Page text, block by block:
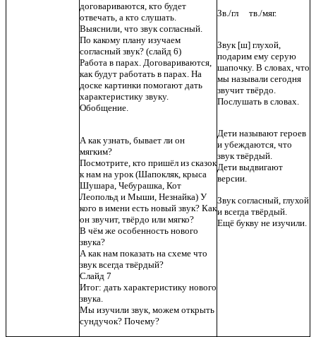
договариваются, кто будет
отвечать, а кто слушать.
Выяснили, что звук согласный.
По какому плану изучаем
согласный звук? (слайд 6)
Работа в парах. Договариваются,
как будут работать в парах. На
доске картинки помогают дать
характеристику звуку.
Обобщение.
А как узнать, бывает ли он
мягким?
Посмотрите, кто пришёл из сказок
к нам на урок (Шапокляк, крыса
Шушара, Чебурашка, Кот
Леопольд и Мыши, Незнайка) У
кого в имени есть новый звук? Как
он звучит, твёрдо или мягко?
В чём же особенность нового
звука?
А как нам показать на схеме что
звук всегда твёрдый?
Слайд 7
Итог: дать характеристику нового
звука.
Мы изучили звук, можем открыть
сундучок? Почему?
Зв./гл тв./мяг.
Звук [ш] глухой,
подарим ему серую
шапочку. В словах, что
мы называли сегодня
звучит твёрдо.
Послушать в словах.
Дети называют героев
и убеждаются, что
звук твёрдый.
Дети выдвигают
версии.
Звук согласный, глухой
и всегда твёрдый.
Ещё букву не изучили.